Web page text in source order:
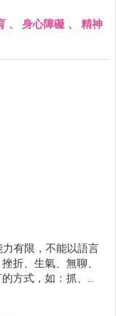
、 身心障礙 、 精神
有限，不能以語言
折、生氣、無聊、
方式，如：抓、咬
足。許多的父母或
哨戰，照顧者要試